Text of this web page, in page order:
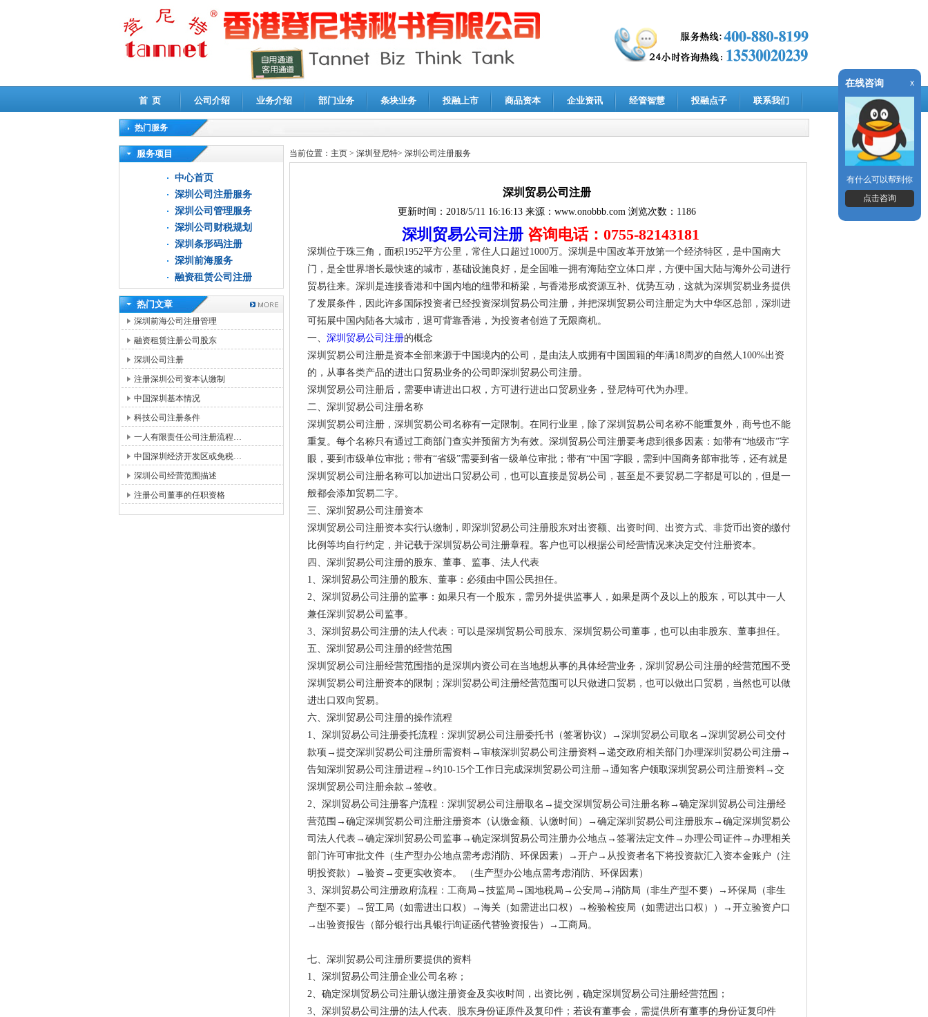
首 页 公司介绍 业务介绍 部门业务 条块业务 投融上市 商品资本 企业资讯 经管智慧 投融点子 联系我们
热门服务
高新技术企业认定审计|企业所得税汇算清缴申报鉴证
服务项目
中心首页
深圳公司注册服务
深圳公司管理服务
深圳公司财税规划
深圳条形码注册
深圳前海服务
融资租赁公司注册
热门文章
深圳前海公司注册管理
融资租赁注册公司股东
深圳公司注册
注册深圳公司资本认缴制
中国深圳基本情况
科技公司注册条件
一人有限责任公司注册流程…
中国深圳经济开发区或免税…
深圳公司经营范围描述
注册公司董事的任职资格
当前位置： 主页 > 深圳登尼特> 深圳公司注册服务
深圳贸易公司注册
更新时间： 2018/5/11 16:16:13来源： www.onobbb.com浏览次数：1186
深圳贸易公司注册咨询电话：0755-82143181
深圳位于珠三角，面积1952平方公里，常住人口超过1000万。深圳是中国改革开放第一个经济特区，是中国南大
门，是全世界增长最快速的城市，基础设施良好，是全国唯一拥有海陆空立体口岸，方便中国大陆与海外公司进行
贸易往来。深圳是连接香港和中国内地的纽带和桥梁，与香港形成资源互补、优势互动，这就为深圳贸易业务提供
了发展条件，因此许多国际投资者已经投资深圳贸易公司注册，并把深圳贸易公司注册定为大中华区总部，深圳进
可拓展中国内陆各大城市，退可背靠香港，为投资者创造了无限商机。
一、 深圳贸易公司注册的概念
深圳贸易公司注册是资本全部来源于中国境内的公司，是由法人或拥有中国国籍的年满18周岁的自然人100%出资
的，从事各类产品的进出口贸易业务的公司即深圳贸易公司注册。
深圳贸易公司注册后，需要申请进出口权，方可进行进出口贸易业务，登尼特可代为办理。
二、深圳贸易公司注册名称
深圳贸易公司注册，深圳贸易公司名称有一定限制。在同行业里，除了深圳贸易公司名称不能重复外，商号也不能
重复。每个名称只有通过工商部门查实并预留方为有效。深圳贸易公司注册要考虑到很多因素：如带有“地级市”字
眼，要到市级单位审批；带有“省级”需要到省一级单位审批；带有“中国”字眼，需到中国商务部审批等，还有就是
深圳贸易公司注册名称可以加进出口贸易公司，也可以直接是贸易公司，甚至是不要贸易二字都是可以的，但是一
般都会添加贸易二字。
三、深圳贸易公司注册资本
深圳贸易公司注册资本实行认缴制，即深圳贸易公司注册股东对出资额、出资时间、出资方式、非货币出资的缴付
比例等均自行约定，并记载于深圳贸易公司注册章程。客户也可以根据公司经营情况来决定交付注册资本。
四、深圳贸易公司注册的股东、董事、监事、法人代表
1、深圳贸易公司注册的股东、董事：必须由中国公民担任。
2、深圳贸易公司注册的监事：如果只有一个股东，需另外提供监事人，如果是两个及以上的股东，可以其中一人
兼任深圳贸易公司监事。
3、深圳贸易公司注册的法人代表：可以是深圳贸易公司股东、深圳贸易公司董事，也可以由非股东、董事担任。
五、深圳贸易公司注册的经营范围
深圳贸易公司注册经营范围指的是深圳内资公司在当地想从事的具体经营业务，深圳贸易公司注册的经营范围不受
深圳贸易公司注册资本的限制；深圳贸易公司注册经营范围可以只做进口贸易，也可以做出口贸易，当然也可以做
进出口双向贸易。
六、深圳贸易公司注册的操作流程
1、深圳贸易公司注册委托流程：深圳贸易公司注册委托书（签署协议）→深圳贸易公司取名→深圳贸易公司交付
款项→提交深圳贸易公司注册所需资料→审核深圳贸易公司注册资料→递交政府相关部门办理深圳贸易公司注册→
告知深圳贸易公司注册进程→约10-15个工作日完成深圳贸易公司注册→通知客户领取深圳贸易公司注册资料→交
深圳贸易公司注册余款→签收。
2、深圳贸易公司注册客户流程：深圳贸易公司注册取名→提交深圳贸易公司注册名称→确定深圳贸易公司注册经
营范围→确定深圳贸易公司注册注册资本（认缴金额、认缴时间）→确定深圳贸易公司注册股东→确定深圳贸易公
司法人代表→确定深圳贸易公司监事→确定深圳贸易公司注册办公地点→签署法定文件→办理公司证件→办理相关
部门许可审批文件（生产型办公地点需考虑消防、环保因素）→开户→从投资者名下将投资款汇入资本金账户（注
明投资款）→验资→变更实收资本。 （生产型办公地点需考虑消防、环保因素）
3、深圳贸易公司注册政府流程：工商局→技监局→国地税局→公安局→消防局（非生产型不要）→环保局（非生
产型不要）→贸工局（如需进出口权）→海关（如需进出口权）→检验检疫局（如需进出口权））→开立验资户口
→出验资报告（部分银行出具银行询证函代替验资报告）→工商局。
七、深圳贸易公司注册所要提供的资料
1、深圳贸易公司注册企业公司名称；
2、确定深圳贸易公司注册认缴注册资金及实收时间，出资比例，确定深圳贸易公司注册经营范围；
3、深圳贸易公司注册的法人代表、股东身份证原件及复印件；若设有董事会，需提供所有董事的身份证复印件
在线咨询 x
有什么可以帮到你
点击咨询